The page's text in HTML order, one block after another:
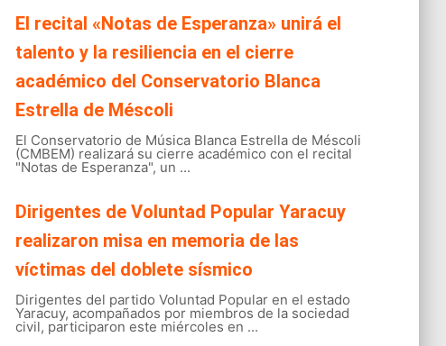
El recital «Notas de Esperanza» unirá el
talento y la resiliencia en el cierre
académico del Conservatorio Blanca
Estrella de Méscoli
El Conservatorio de Música Blanca Estrella de Méscoli
(CMBEM) realizará su cierre académico con el recital
"Notas de Esperanza", un ...
Dirigentes de Voluntad Popular Yaracuy
realizaron misa en memoria de las
víctimas del doblete sísmico
Dirigentes del partido Voluntad Popular en el estado
Yaracuy, acompañados por miembros de la sociedad
civil, participaron este miércoles en ...